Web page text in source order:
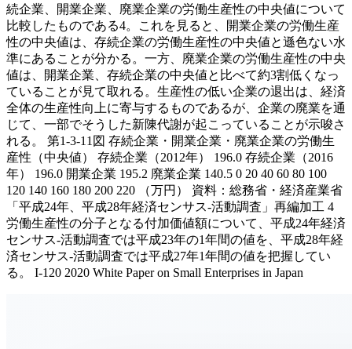
続企業、開業企業、廃業企業の労働生産性の中央値について
比較したものである4。これを見ると、開業企業の労働生産
性の中央値は、存続企業の労働生産性の中央値と遜色ない水
準にあることが分かる。一方、廃業企業の労働生産性の中央
値は、開業企業、存続企業の中央値と比べて約3割低くなっ
ていることが見て取れる。生産性の低い企業の退出は、経済
全体の生産性向上に寄与するものであるが、企業の廃業を通
じて、一部でそうした新陳代謝が起こっていることが示唆さ
れる。 第1-3-11図 存続企業・開業企業・廃業企業の労働生
産性（中央値） 存続企業（2012年） 196.0 存続企業（2016
年） 196.0 開業企業 195.2 廃業企業 140.5 0 20 40 60 80 100
120 140 160 180 200 220 （万円） 資料：総務省・経済産業省
「平成24年、平成28年経済センサス‐活動調査」再編加工 4
労働生産性の分子となる付加価値額について、平成24年経済
センサス‐活動調査では平成23年の1年間の値を、平成28年経
済センサス‐活動調査では平成27年1年間の値を把握してい
る。 I-120 2020 White Paper on Small Enterprises in Japan